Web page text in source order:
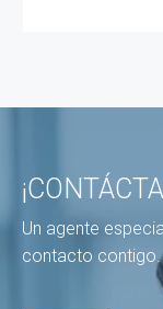
Un agente
contacto contigo.